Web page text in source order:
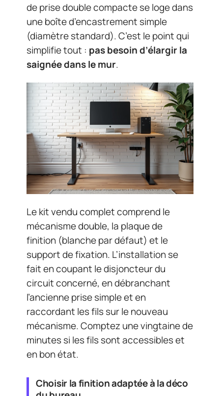
de prise double compacte se loge dans
une boîte d’encastrement simple
(diamètre standard). C’est le point qui
simplifie tout : pas besoin d’élargir la
saignée dans le mur.
Le kit vendu complet comprend le
mécanisme double, la plaque de
finition (blanche par défaut) et le
support de fixation. L’installation se
fait en coupant le disjoncteur du
circuit concerné, en débranchant
l’ancienne prise simple et en
raccordant les fils sur le nouveau
mécanisme. Comptez une vingtaine de
minutes si les fils sont accessibles et
en bon état.
Choisir la finition adaptée à la déco